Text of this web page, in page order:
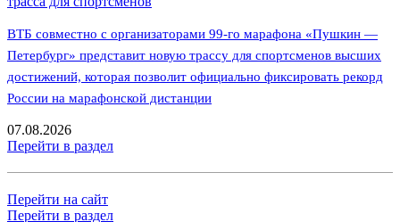
ВТБ совместно с организаторами 99-го марафона «Пушкин —
Петербург» представит новую трассу для спортсменов высших
достижений, которая позволит официально фиксировать рекорд
России на марафонской дистанции
07.08.2026
Перейти в раздел
Перейти на сайт
Перейти в раздел